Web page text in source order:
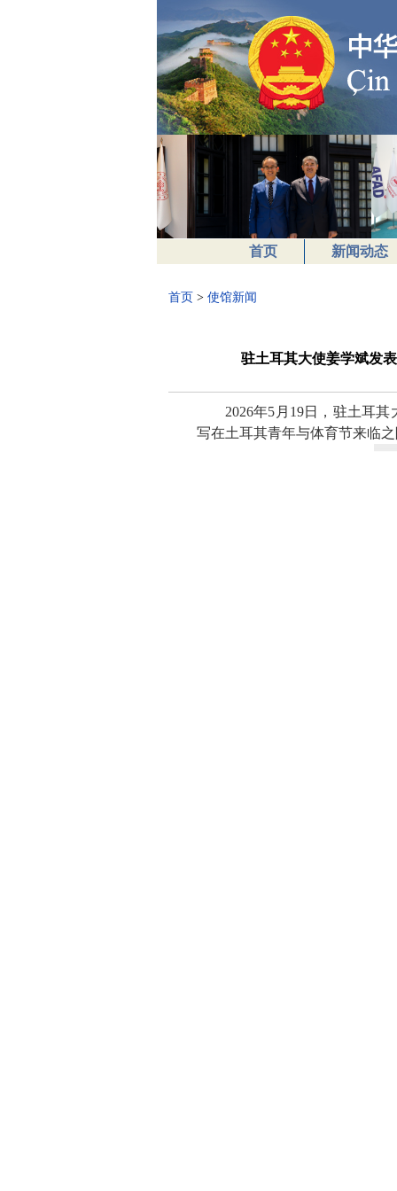
首页 新闻动态
首页 > 使馆新闻
驻土耳其大使姜学斌发
2026年5月19日，驻土耳其
写在土耳其青年与体育节来临之